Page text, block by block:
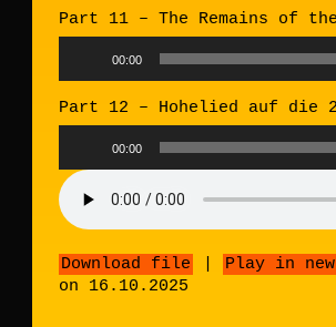
Part 11 – The Remains of the
Audio
Player
00:00
Part 12 – Hohelied auf die
Audio
Player
00:00
Download file Play in new
on 16.10.2025